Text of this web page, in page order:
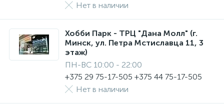
Нет в наличии
Хобби Парк - ТРЦ "Дана Молл" (г.
Минск, ул. Петра Мстиславца 11, 3
этаж)
ПН-ВС 10:00 - 22:00
+375 29 75-17-505 +375 44 75-17-505
Нет в наличии